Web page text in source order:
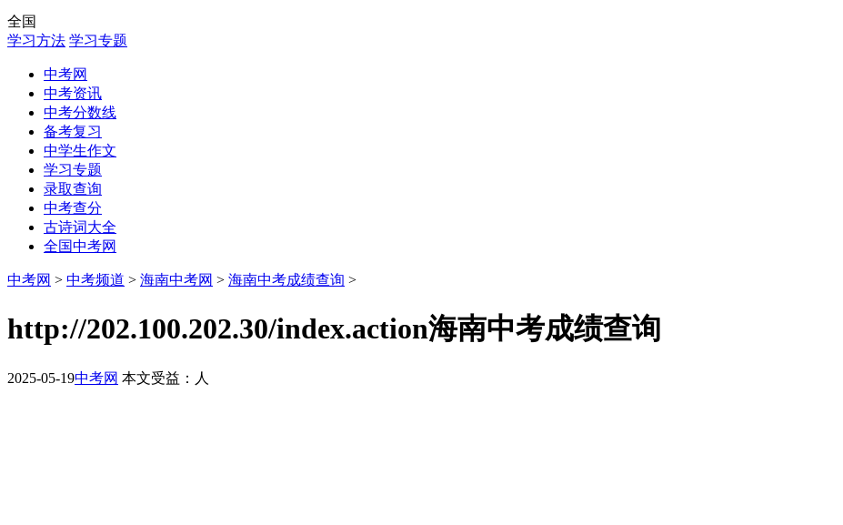
全国
学习方法 学习专题
中考网
中考资讯
中考分数线
备考复习
中学生作文
学习专题
录取查询
中考查分
古诗词大全
全国中考网
中考网 > 中考频道 > 海南中考网 > 海南中考成绩查询 >
http://202.100.202.30/index.action海南中考成绩查询
2025-05-19中考网 本文受益： 人